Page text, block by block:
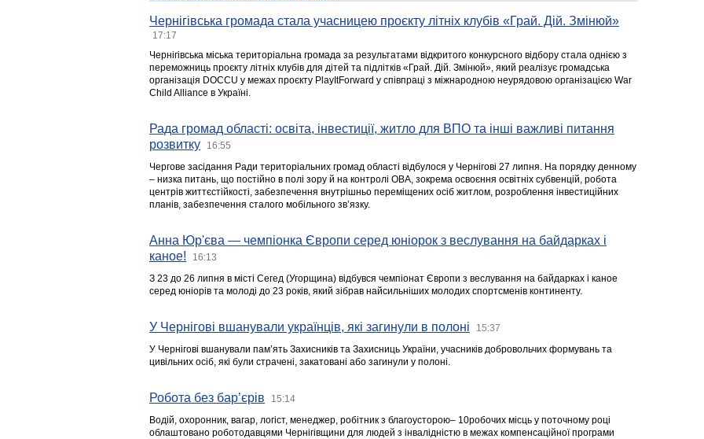
Чернігівська громада стала учасницею проєкту літніх клубів «Грай. Дій. Змінюй»
17:17
Чернігівська міська територіальна громада за результатами відкритого конкурсного відбору стала однією з
переможниць проєкту літніх клубів для дітей та підлітків «Грай. Дій. Змінюй», який реалізує громадська
організація DOCCU у межах проєкту PlayItForward у співпраці з міжнародною неурядовою організацією War
Child Alliance в Україні.
Рада громад області: освіта, інвестиції, житло для ВПО та інші важливі питання
розвитку
16:55
Чергове засідання Ради територіальних громад області відбулося у Чернігові 27 липня. На порядку денному
– низка питань, що постійно в полі зору й на контролі ОВА, зокрема освоєння освітніх субвенцій, робота
центрів життєстійкості, забезпечення внутрішньо переміщених осіб житлом, розроблення інвестиційних
планів, забезпечення сталого мобільного зв’язку.
Анна Юр'єва — чемпіонка Європи серед юніорок з веслування на байдарках і
каное!
16:13
З 23 до 26 липня в місті Сегед (Угорщина) відбувся чемпіонат Європи з веслування на байдарках і каное
серед юніорів та молоді до 23 років, який зібрав найсильніших молодих спортсменів континенту.
У Чернігові вшанували українців, які загинули в полоні 15:37
У Чернігові вшанували пам’ять Захисників та Захисниць України, учасників добровольчих формувань та
цивільних осіб, які були страчені, закатовані або загинули у полоні.
Робота без бар’єрів 15:14
Водій, охоронник, вагар, логіст, менеджер, робітник з благоусторою– 10робочих місць у поточному році
облаштовано роботодавцями Чернігівщини для людей з інвалідністю в межах компенсаційної програми